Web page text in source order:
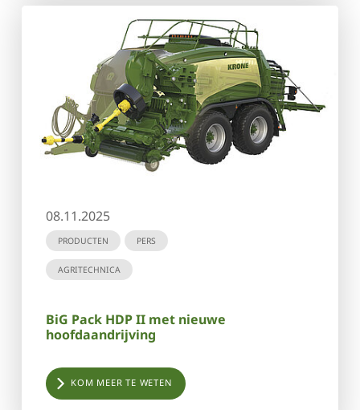
08.11.2025
PRODUCTEN PERS
AGRITECHNICA
BiG Pack HDP II met nieuwe
hoofdaandrijving
KOM MEER TE WETEN